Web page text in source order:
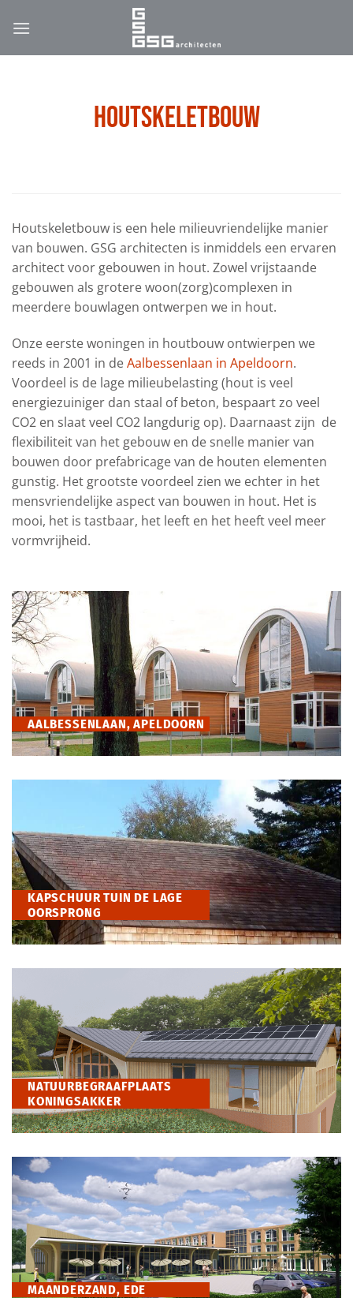
naar
Houtskeletbouw
Houtskeletbouw is een hele milieuvriendelijke manier
van bouwen. GSG architecten is inmiddels een ervaren
architect voor gebouwen in hout. Zowel vrijstaande
gebouwen als grotere woon(zorg)complexen in
meerdere bouwlagen ontwerpen we in hout.
Onze eerste woningen in houtbouw ontwierpen we
reeds in 2001 in deAalbessenlaan in Apeldoorn.
Voordeel is de lage milieubelasting (hout is veel
energiezuiniger dan staal of beton, bespaart zo veel
CO2 en slaat veel CO2 langdurig op). Daarnaast zijn de
flexibiliteit van het gebouw en de snelle manier van
bouwen door prefabricage van de houten elementen
gunstig. Het grootste voordeel zien we echter in het
mensvriendelijke aspect van bouwen in hout. Het is
mooi, het is tastbaar, het leeft en het heeft veel meer
vormvrijheid.
AALBESSENLAAN, APELDOORN
KAPSCHUUR TUIN DE LAGE
OORSPRONG
NATUURBEGRAAFPLAATS
KONINGSAKKER
MAANDERZAND, EDE